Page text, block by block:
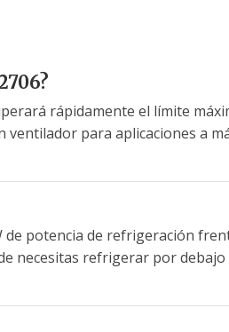
rápidamente el límite
para aplicaciones a
potencia de refrigeración
necesitas refrigerar por debajo